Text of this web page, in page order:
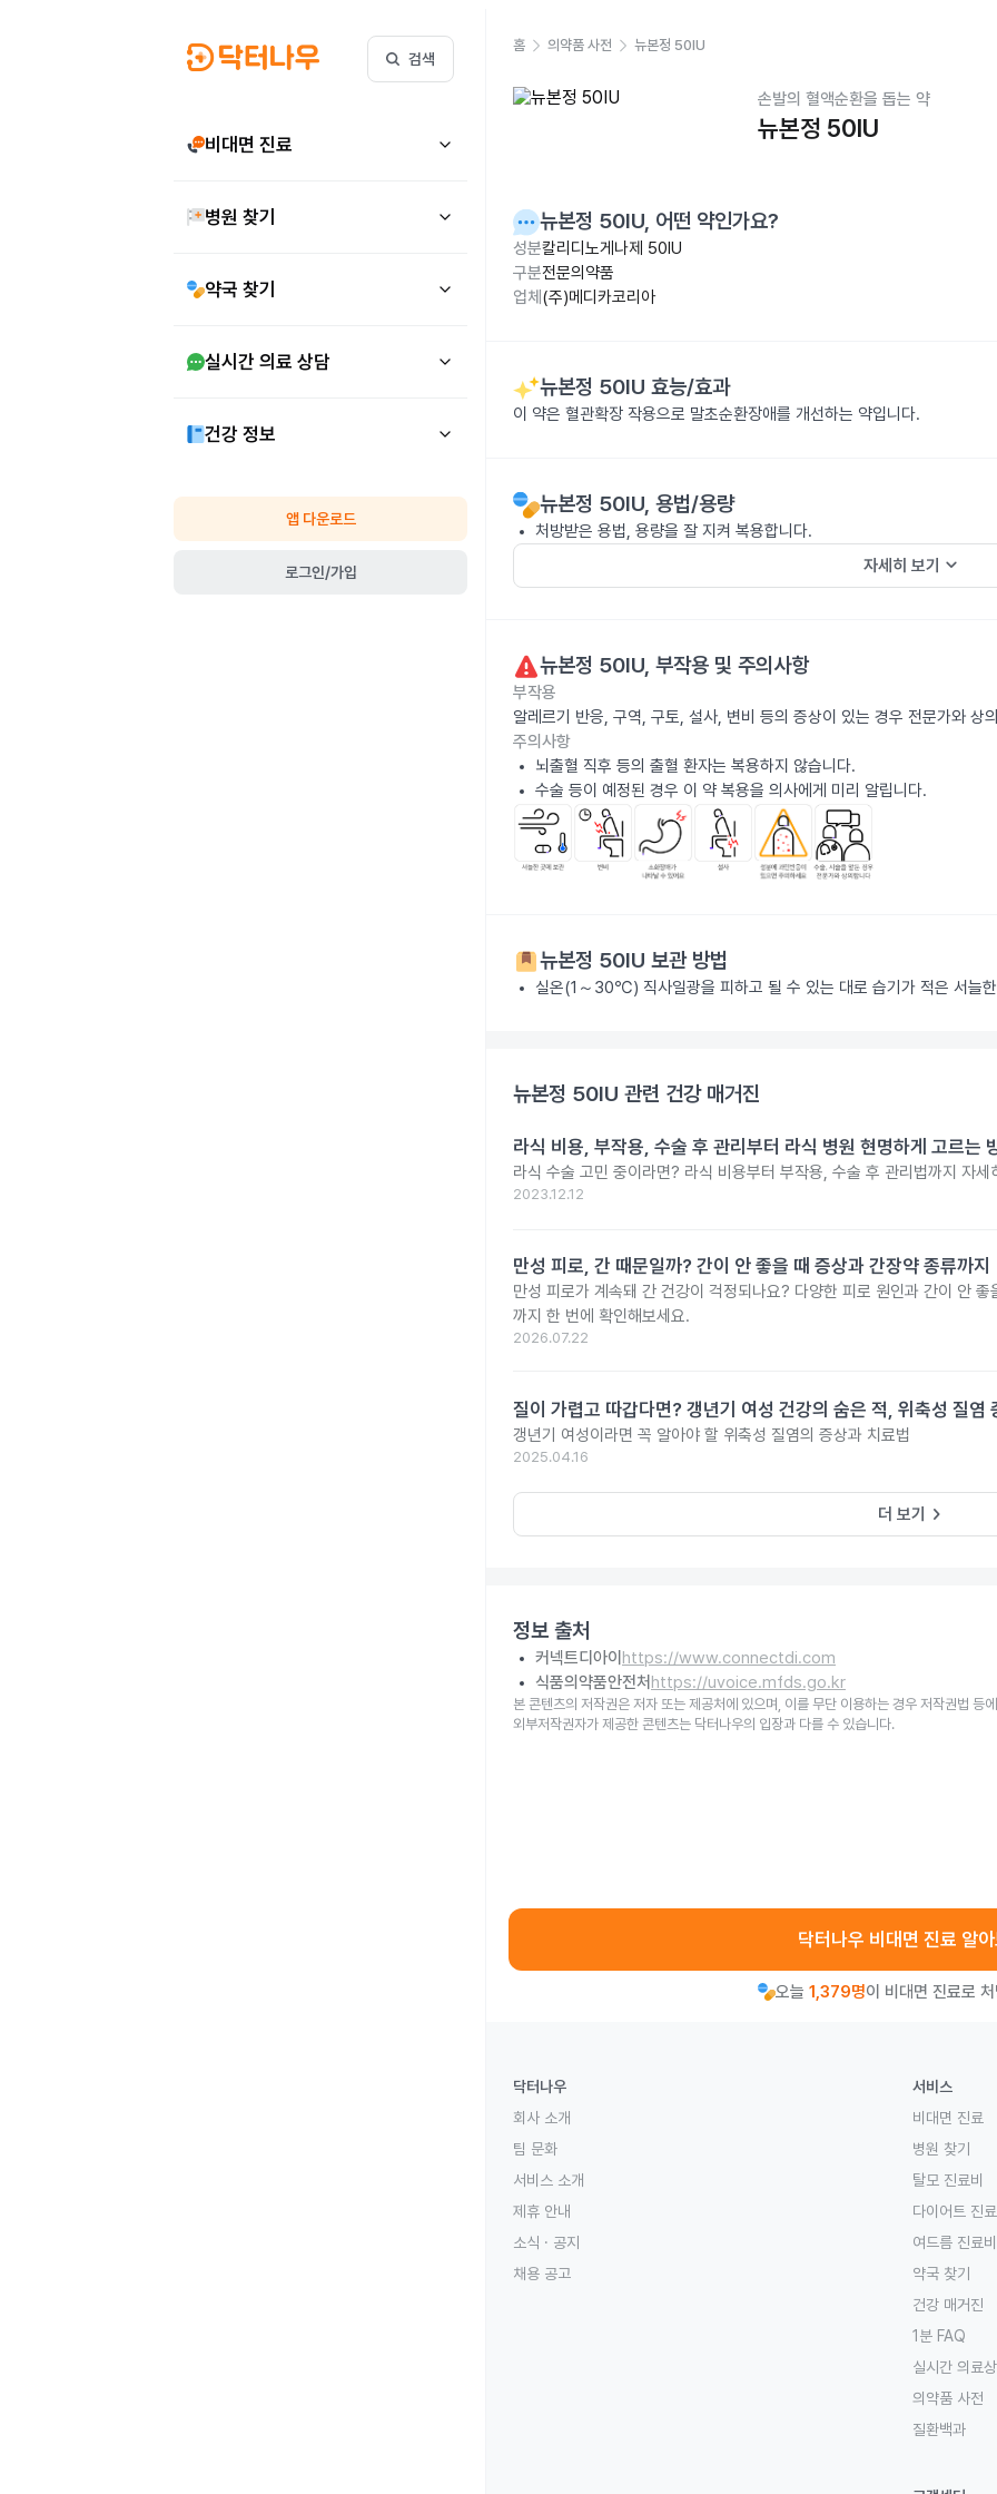
검색
비대면 진료
병원 찾기
약국 찾기
실시간 의료 상담
건강 정보
앱 다운로드
로그인/가입
홈 의약품 사전 뉴본정 50IU
손발의 혈액순환을 돕는 약
뉴본정 50IU
뉴본정 50IU, 어떤 약인가요?
성분칼리디노게나제 50IU
구분전문의약품
업체 (주)메디카코리아
뉴본정 50IU 효능/효과
이 약은 혈관확장 작용으로 말초순환장애를 개선하는 약입니다.
뉴본정 50IU, 용법/용량
처방받은 용법, 용량을 잘 지켜 복용합니다.
자세히 보기 keyboard_arrow_down
뉴본정 50IU, 부작용 및 주의사항
부작용
알레르기 반응, 구역, 구토, 설사, 변비 등의 증상이 있는 경우 전문가와 상
주의사항
뇌출혈 직후 등의 출혈 환자는 복용하지 않습니다.
수술 등이 예정된 경우 이 약 복용을 의사에게 미리 알립니다.
뉴본정 50IU 보관 방법
실온(1～30℃) 직사일광을 피하고 될 수 있는 대로 습기가 적은 서늘
뉴본정 50IU 관련 건강 매거진
라식 비용, 부작용, 수술 후 관리부터 라식 병원 현명하게 고르는
라식 수술 고민 중이라면? 라식 비용부터 부작용, 수술 후 관리법까지 자세
2023.12.12
만성 피로, 간 때문일까? 간이 안 좋을 때 증상과 간장약 종류까지
만성 피로가 계속돼 간 건강이 걱정되나요? 다양한 피로 원인과 간이 안
까지 한 번에 확인해보세요.
2026.07.22
질이 가렵고 따갑다면? 갱년기 여성 건강의 숨은 적, 위축성 질염
갱년기 여성이라면 꼭 알아야 할 위축성 질염의 증상과 치료법
2025.04.16
더 보기 keyboard_arrow_right
정보 출처
커넥트디아이 https://www.connectdi.com
식품의약품안전처 https://uvoice.mfds.go.kr
본 콘텐츠의 저작권은 저자 또는 제공처에 있으며, 이를 무단 이용하는 경우 저작권법 등
외부저작권자가 제공한 콘텐츠는 닥터나우의 입장과 다를 수 있습니다.
닥터나우 비대면 진료 알아
오늘 1,379명이 비대면 진료로
닥터나우
회사 소개
팀 문화
서비스 소개
제휴 안내
소식 · 공지
채용 공고
서비스
비대면 진료
병원 찾기
탈모 진료비
다이어트 진료
여드름 진료비
약국 찾기
건강 매거진
1분 FAQ
실시간 의료
의약품 사전
질환백과